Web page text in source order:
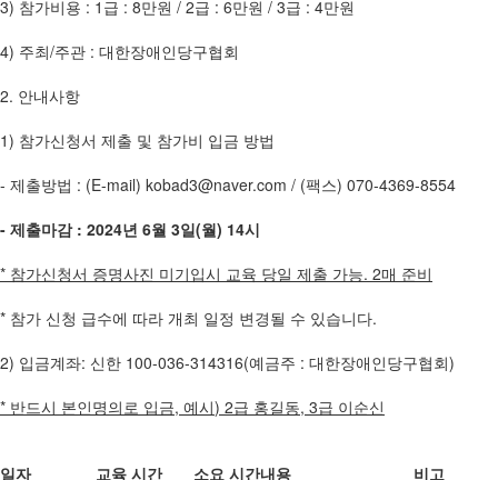
3) 참가비용 : 1급 : 8만원 / 2급 : 6만원 / 3급 : 4만원
4) 주최/주관 : 대한장애인당구협회
2. 안내사항
1) 참가신청서 제출 및 참가비 입금 방법
- 제출방법 : (E-mail) kobad3@naver.com / (팩스) 070-4369-8554
- 제출마감 : 2024년 6월 3일(월) 14시
* 참가신청서 증명사진 미기입시 교육 당일 제출 가능. 2매 준비
* 참가 신청 급수에 따라 개최 일정 변경될 수 있습니다.
2) 입금계좌: 신한 100-036-314316(예금주 : 대한장애인당구협회)
* 반드시 본인명의로 입금, 예시) 2급 홍길동, 3급 이순신
일자 교육 시간 소요 시간내용 비고